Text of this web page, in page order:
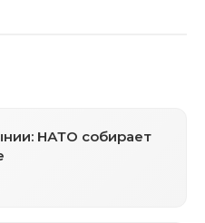
НАТО собирает